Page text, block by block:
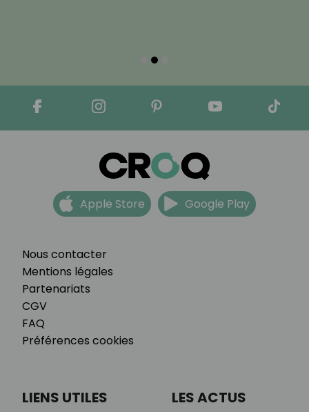
Nous contacter
Mentions légales
Partenariats
CGV
FAQ
Préférences cookies
Apple Store Google Play
LIENS UTILES LES ACTUS